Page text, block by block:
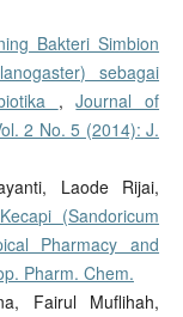
Bakteri Simbion
sebagai
,Journal of
2 No. 5 (2014): J.
Laode Rijai,
(Sandoricum
Pharmacy and
Pharm. Chem.
Fairul Muflihah,